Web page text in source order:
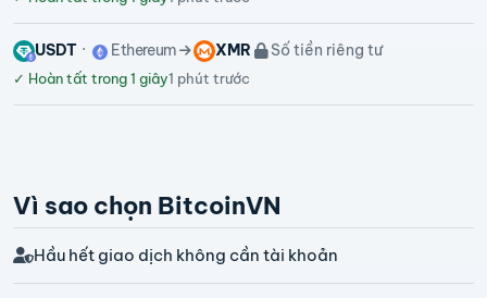
USDT Ethereum XMR Số tiền riêng tư
✓ Hoàn tất trong 1 giây1 phút trước
Vì sao chọn BitcoinVN
Hầu hết giao dịch không cần tài khoản